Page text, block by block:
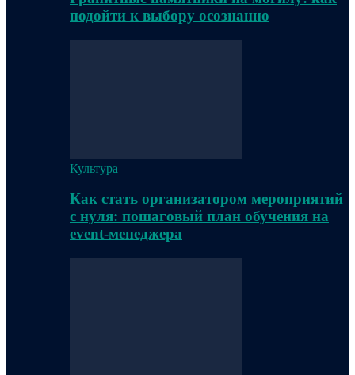
подойти к выбору осознанно
Культура
Как стать организатором мероприятий
с нуля: пошаговый план обучения на
event-менеджера